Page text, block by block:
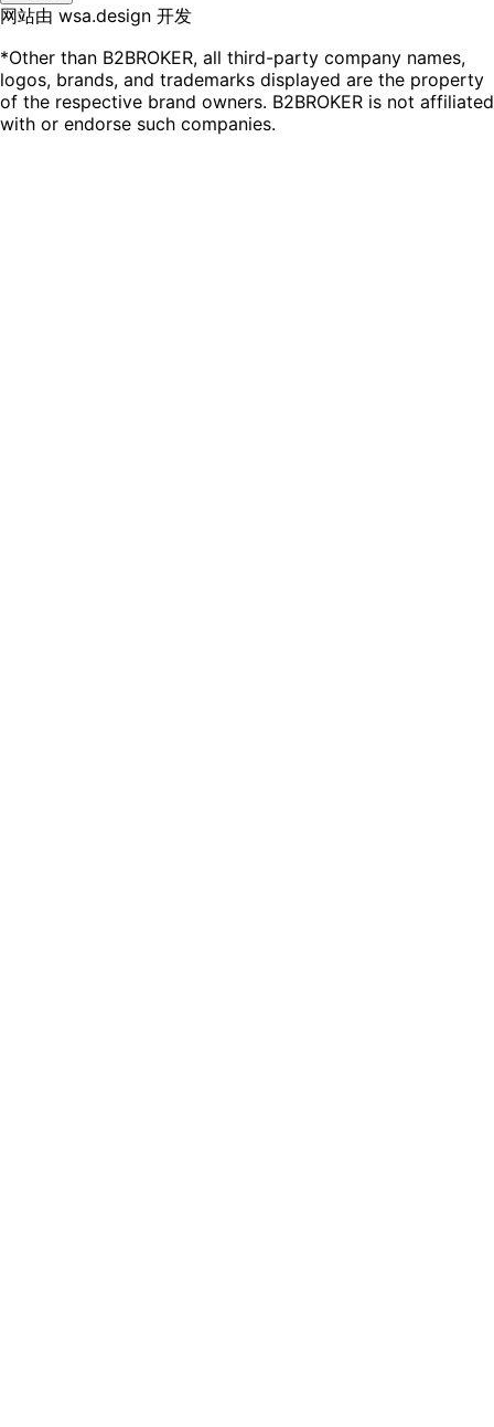
网站由 wsa.design 开发
*Other than B2BROKER, all third-party company names,
logos, brands, and trademarks displayed are the property
of the respective brand owners. B2BROKER is not affiliated
with or endorse such companies.